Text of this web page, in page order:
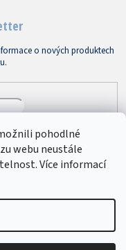
pohodlné
webu neustále
Více informací
o nových produktech
práva vyhrazena.